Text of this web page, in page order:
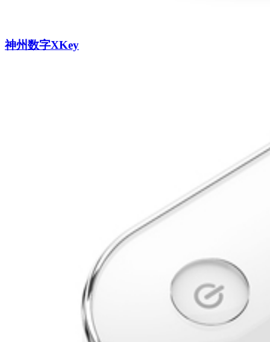
神州数字XKey